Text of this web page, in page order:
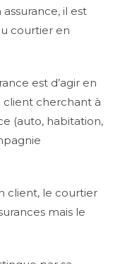
il est
courtier en
est d’agir en
client cherchant à
(auto, habitation,
client, le courtier
mais le